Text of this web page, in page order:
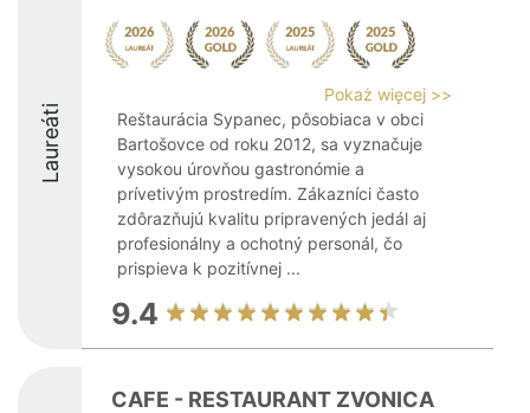
Laureáti
Pokaż więcej >>
Reštaurácia Sypanec, pôsobiaca v obci
Bartošovce od roku 2012, sa vyznačuje
vysokou úrovňou gastronómie a
prívetivým prostredím. Zákazníci často
zdôrazňujú kvalitu pripravených jedál aj
profesionálny a ochotný personál, čo
prispieva k pozitívnej ...
9.4
CAFE - RESTAURANT ZVONICA